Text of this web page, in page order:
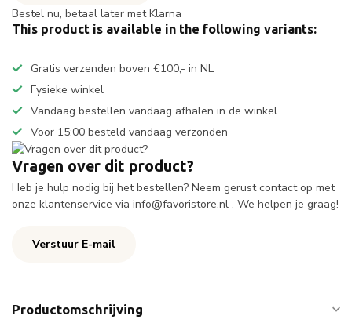
Bestel nu, betaal later met Klarna
This product is available in the following variants:
Gratis verzenden boven €100,- in NL
Fysieke winkel
Vandaag bestellen vandaag afhalen in de winkel
Voor 15:00 besteld vandaag verzonden
Vragen over dit product?
Heb je hulp nodig bij het bestellen? Neem gerust contact op met
onze klantenservice via info@favoristore.nl . We helpen je graag!
Verstuur E-mail
Productomschrijving